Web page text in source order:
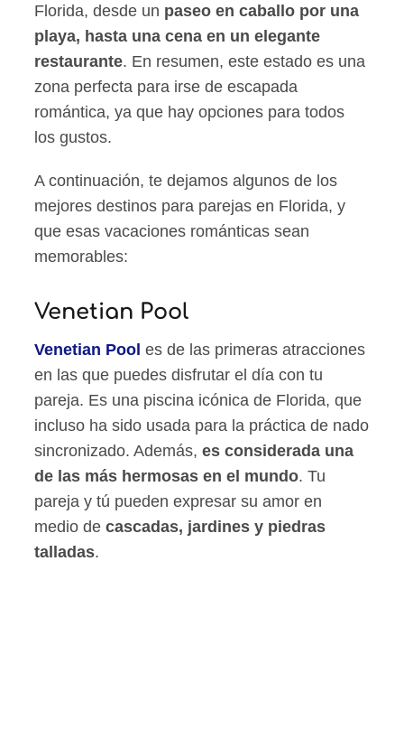
Florida, desde un paseo en caballo por una
playa, hasta una cena en un elegante
restaurante. En resumen, este estado es una
zona perfecta para irse de escapada
romántica, ya que hay opciones para todos
los gustos.
A continuación, te dejamos algunos de los
mejores destinos para parejas en Florida, y
que esas vacaciones románticas sean
memorables:
Venetian Pool
Venetian Pool es de las primeras atracciones
en las que puedes disfrutar el día con tu
pareja. Es una piscina icónica de Florida, que
incluso ha sido usada para la práctica de nado
sincronizado. Además,es considerada una
de las más hermosas en el mundo. Tu
pareja y tú pueden expresar su amor en
medio decascadas, jardines y piedras
talladas.